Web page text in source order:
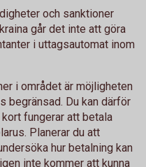
och sanktioner
går det inte att göra
i uttagsautomat inom
i området är möjligheten
begränsad. Du kan därför
fungerar att betala
Planerar du att
hur betalning kan
inte kommer att kunna